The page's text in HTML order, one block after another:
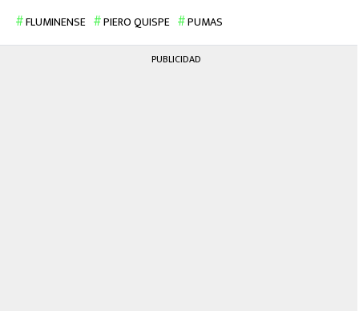
FLUMINENSE PIERO QUISPE PUMAS
PUBLICIDAD